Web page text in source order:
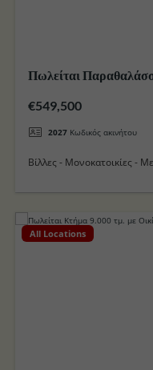
Πωλείται Παραθαλάσσια Οικία 2
€549,500
2027 Κωδικός ακινήτου
Βίλλες - Μονοκατοικίες -
All Locations